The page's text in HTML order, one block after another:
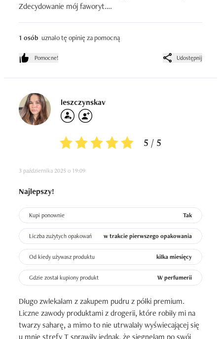
Zdecydowanie mój faworyt.
świetnym wynikiem.
1 osób uznało tę opinię za pomocną
Pomocne! Udostępnij
leszczynskav
5 / 5
3 października 2025 o 19:09
Najlepszy!
Kupi ponownie Tak
Liczba zużytych opakowań w trakcie pierwszego opakowania
Od kiedy używasz produktu kilka miesięcy
Gdzie został kupiony produkt W perfumerii
Długo zwlekałam z zakupem pudru z półki premium.
Liczne zawody produktami z drogerii, które robiły mi na
twarzy saharę, a mimo to nie utrwalały wyświecającej się
u mnie strefy T sprawiły jednak, że sięgnęłam po swój